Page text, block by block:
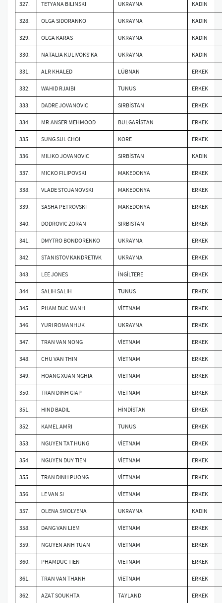
327. TETYANA BILINSKI UKRAYNA KADIN
328. OLGA SIDORANKO UKRAYNA KADIN
329. OLGA KARAS UKRAYNA KADIN
330. NATALIA KULIVOKS'KA UKRAYNA KADIN
331. ALR KHALED LÜBNAN ERKEK
332. WAHID RJAIBI TUNUS ERKEK
333. DADRE JOVANOVIC SIRBİSTAN ERKEK
334. MR.ANSER MEHMOOD BULGARİSTAN ERKEK
335. SUNG SUL CHOI KORE ERKEK
336. MILIKO JOVANOVIC SIRBİSTAN KADIN
337. MICKO FILIPOVSKI MAKEDONYA ERKEK
338. VLADE STOJANOVSKI MAKEDONYA ERKEK
339. SASHA PETROVSKI MAKEDONYA ERKEK
340. DODROVIC ZORAN SIRBİSTAN ERKEK
341. DMYTRO BONDORENKO UKRAYNA ERKEK
342. STANISTOV KANDRETIVK UKRAYNA ERKEK
343. LEE JONES İNGİLTERE ERKEK
344. SALIH SALIH TUNUS ERKEK
345. PHAM DUC MANH VİETNAM ERKEK
346. YURI ROMANHUK UKRAYNA ERKEK
347. TRAN VAN NONG VİETNAM ERKEK
348. CHU VAN THIN VİETNAM ERKEK
349. HOANG XUAN NGHIA VİETNAM ERKEK
350. TRAN DINH GIAP VİETNAM ERKEK
351. HIND BADIL HİNDİSTAN ERKEK
352. KAMEL AMRI TUNUS ERKEK
353. NGUYEN TAT HUNG VİETNAM ERKEK
354. NGUYEN DUY TIEN VİETNAM ERKEK
355. TRAN DINH PUONG VİETNAM ERKEK
356. LE VAN SI VİETNAM ERKEK
357. OLENA SMOLYENA UKRAYNA KADIN
358. DANG VAN LIEM VİETNAM ERKEK
359. NGUYEN ANH TUAN VİETNAM ERKEK
360. PHAMDUC TIEN VİETNAM ERKEK
361. TRAN VAN THANH VİETNAM ERKEK
362. AZAT SOUKHTA TAYLAND ERKEK